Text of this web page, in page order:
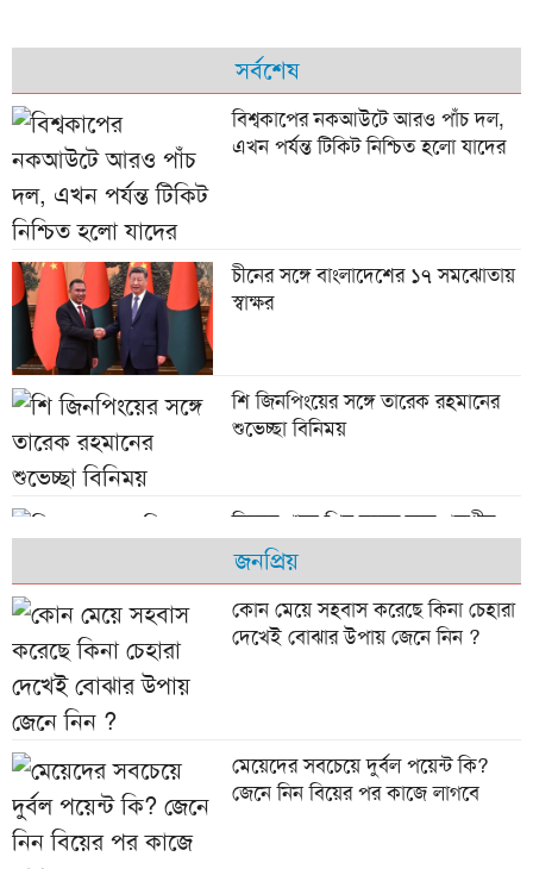
সর্বশেষ
বিশ্বকাপের নকআউটে আরও পাঁচ দল,
এখন পর্যন্ত টিকিট নিশ্চিত হলো যাদের
চীনের সঙ্গে বাংলাদেশের ১৭ সমঝোতায়
স্বাক্ষর
শি জিনপিংয়ের সঙ্গে তারেক রহমানের
শুভেচ্ছা বিনিময়
নিজের গানে প্রিয় দলের জন্য পড়শীর
উচ্ছ্বাস
অস্ট্রিয়া ম্যাচের আগে এক তারকাকে
৫ বছর ধরে তালাবদ্ধ ভোলা জেনারেল
হাসপাতালের আইসিইউ ইউনিট
জনপ্রিয়
কোন মেয়ে সহবাস করেছে কিনা চেহারা
দেখেই বোঝার উপায় জেনে নিন ?
মেয়েদের সবচেয়ে দুর্বল পয়েন্ট কি?
জেনে নিন বিয়ের পর কাজে লাগবে